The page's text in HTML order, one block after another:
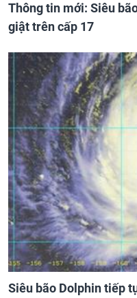
Thông tin mới: Siêu
giật trên cấp 17
Siêu bão Dolphin tiếp